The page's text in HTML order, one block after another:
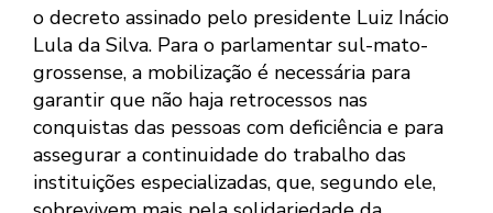
o decreto assinado pelo presidente Luiz Inácio
Lula da Silva. Para o parlamentar sul-mato-
grossense, a mobilização é necessária para
garantir que não haja retrocessos nas
conquistas das pessoas com deficiência e para
assegurar a continuidade do trabalho das
instituições especializadas, que, segundo ele,